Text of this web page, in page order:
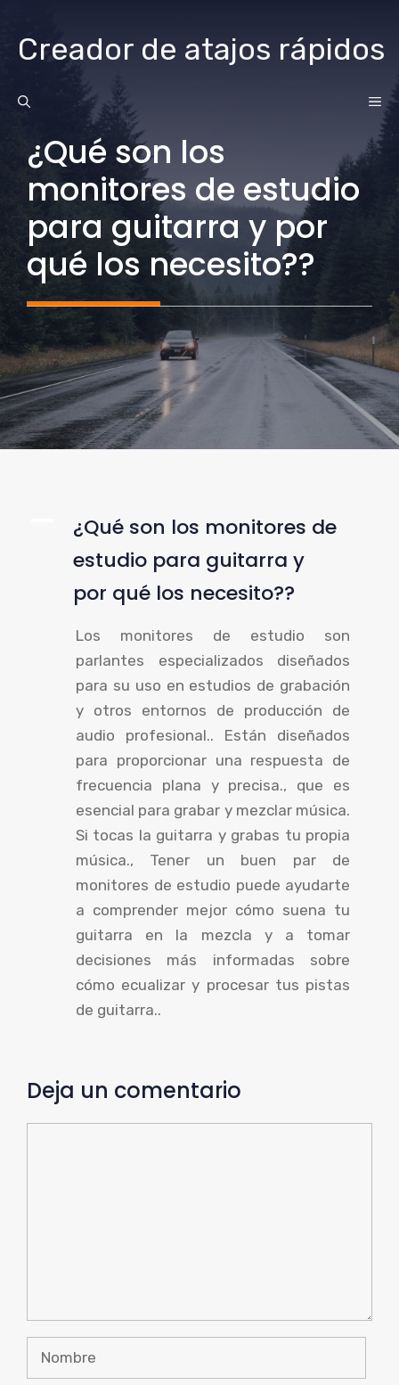
contenido
Creador de atajos rápidos
¿Qué son los
monitores de estudio
para guitarra y por
qué los necesito??
¿Qué son los monitores de
estudio para guitarra y
por qué los necesito??
Los monitores de estudio son
parlantes especializados diseñados
para su uso en estudios de grabación
y otros entornos de producción de
audio profesional.. Están diseñados
para proporcionar una respuesta de
frecuencia plana y precisa., que es
esencial para grabar y mezclar música.
Si tocas la guitarra y grabas tu propia
música., Tener un buen par de
monitores de estudio puede ayudarte
a comprender mejor cómo suena tu
guitarra en la mezcla y a tomar
decisiones más informadas sobre
cómo ecualizar y procesar tus pistas
de guitarra..
Deja un comentario
Nombre